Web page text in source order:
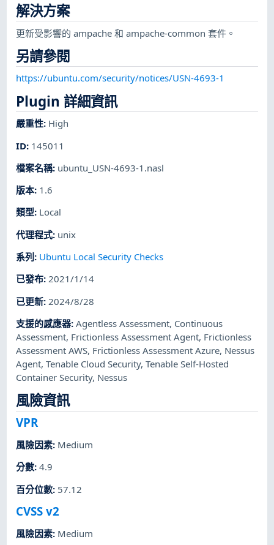
解決方案
更新受影響的 ampache 和 ampache-common 套件。
另請參閱
https://ubuntu.com/security/notices/USN-4693-1
Plugin 詳細資訊
嚴重性: High
ID: 145011
檔案名稱: ubuntu_USN-4693-1.nasl
版本: 1.6
類型: Local
代理程式: unix
系列 : Ubuntu Local Security Checks
已發布:2021/1/14
已更新: 2024/8/28
支援的感應器:Agentless Assessment, Continuous
Assessment, Frictionless Assessment Agent, Frictionless
Assessment AWS, Frictionless Assessment Azure, Nessus
Agent,Tenable Cloud Security,Tenable Self-Hosted
Container Security, Nessus
風險資訊
VPR
風險因素: Medium
分數:4.9
百分位數: 57.12
CVSS v2
風險因素: Medium